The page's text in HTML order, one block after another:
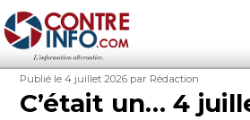
Contre-Info
Publié
le
Publié le 4 juillet 2026 Auteur
par Rédaction
C’était un… 4